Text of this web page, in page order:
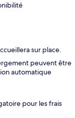
sur place.
peuvent être
automatique
pour les frais